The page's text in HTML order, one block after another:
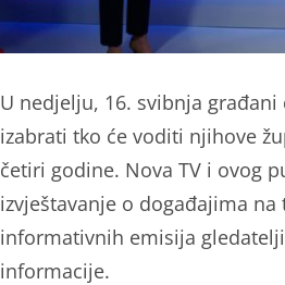
U nedjelju, 16. svibnja
izabrati tko će voditi njihove
četiri godine. Nova TV i ovog
izvještavanje o događajima
informativnih emisija
informacije.